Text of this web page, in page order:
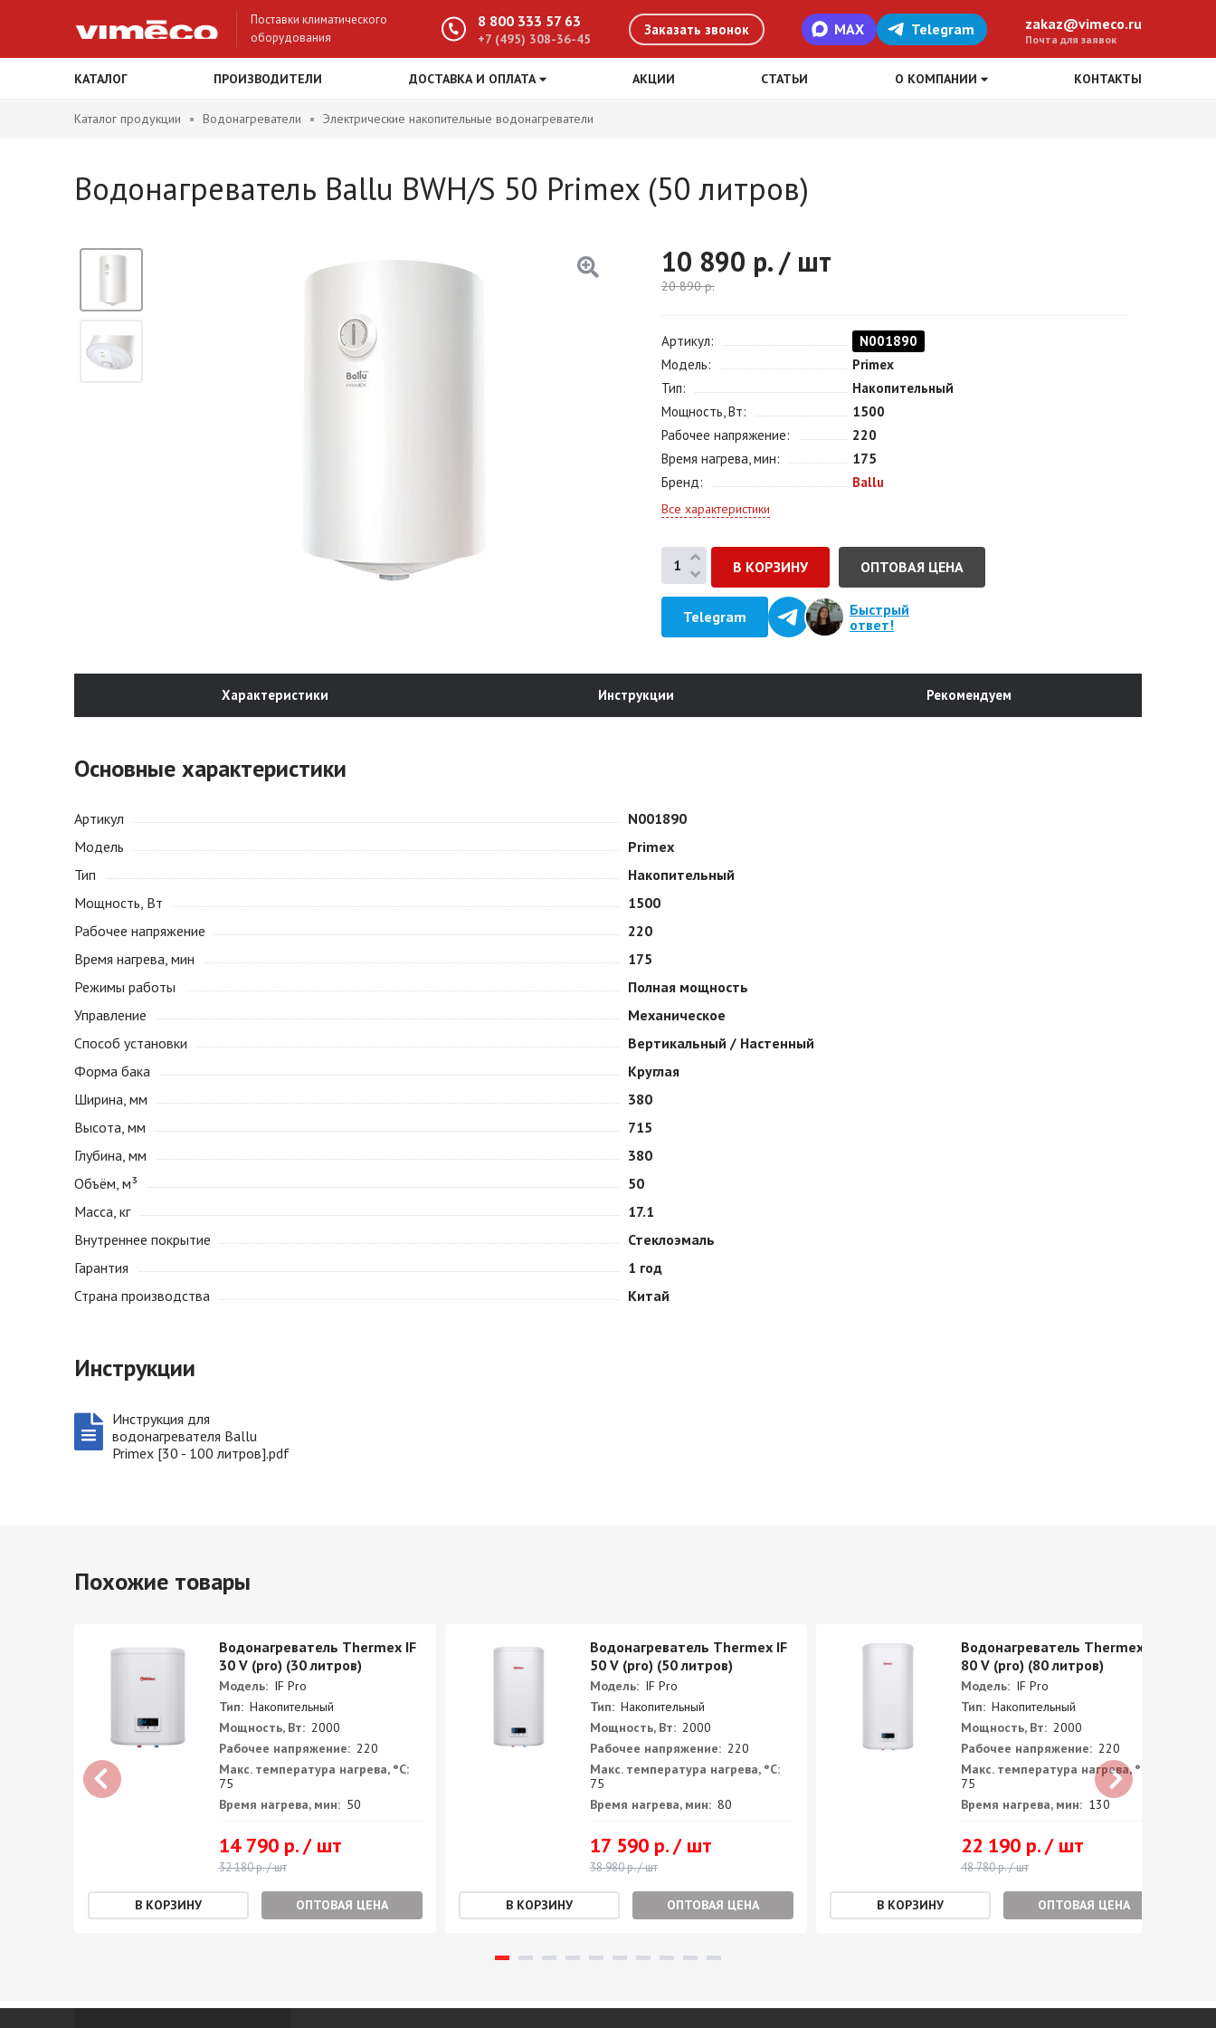
Поставки климатического
оборудования
8 800 333 57 63
+7 (495) 308-36-45
Заказать звонок MAX Telegram zakaz@vimeco.ru
Почта для заявок
КАТАЛОГ ПРОИЗВОДИТЕЛИ ДОСТАВКА И ОПЛАТА АКЦИИ СТАТЬИ О КОМПАНИИ КОНТАКТЫ
Каталог продукции Водонагреватели Электрические накопительные водонагреватели
Водонагреватель Ballu BWH/S 50 Primex (50 литров)
10 890 р. / шт
20 890р.
Артикул
N001890
Модель
Primex
Тип
Накопительный
Мощность, Вт
1500
Рабочее напряжение
220
Время нагрева, мин
175
Бренд
Ballu
Все характеристики
ОПТОВАЯ ЦЕНА
Telegram
Быстрый
ответ!
Характеристики Инструкции Рекомендуем
Основные характеристики
Артикул
N001890
Модель
Primex
Тип
Накопительный
Мощность, Вт
1500
Рабочее напряжение
220
Время нагрева, мин
175
Режимы работы
Полная мощность
Управление
Механическое
Способ установки
Вертикальный / Настенный
Форма бака
Круглая
Ширина, мм
380
Высота, мм
715
Глубина, мм
380
Объём, м³
50
Масса, кг
17.1
Внутреннее покрытие
Стеклоэмаль
Гарантия
1 год
Страна производства
Китай
Инструкции
Инструкция для
водонагревателя Ballu
Primex [30 - 100 литров].pdf
Похожие товары
Водонагреватель Thermex IF
30 V (pro) (30 литров)
Модель: IF Pro
Тип: Накопительный
Мощность, Вт: 2000
Рабочее напряжение: 220
Макс. температура нагрева, °С:
75
Время нагрева, мин: 50
14 790 р. / шт
32 180 р. / шт
ОПТОВАЯ ЦЕНА
Водонагреватель Thermex IF
50 V (pro) (50 литров)
Модель: IF Pro
Тип: Накопительный
Мощность, Вт: 2000
Рабочее напряжение: 220
Макс. температура нагрева, °С:
75
Время нагрева, мин: 80
17 590 р. / шт
38 980 р. / шт
ОПТОВАЯ ЦЕНА
Водонагреватель Thermex IF
80 V (pro) (80 литров)
Модель: IF Pro
Тип: Накопительный
Мощность, Вт: 2000
Рабочее напряжение: 220
Макс. температура нагрева, °С:
75
Время нагрева, мин: 130
22 190 р. / шт
48 780 р. / шт
ОПТОВАЯ ЦЕНА